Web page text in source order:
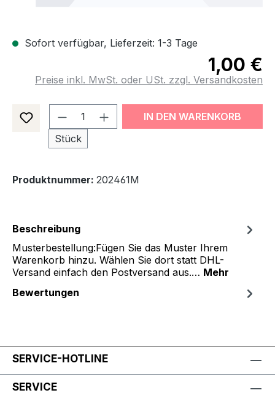
Sofort verfügbar, Lieferzeit: 1-3 Tage
1,00 €
Preise inkl. MwSt. oder USt. zzgl. Versandkosten
Produkt Anzahl: Gib den
Stück
IN DEN WARENKORB
Produktnummer: 202461M
Beschreibung
Musterbestellung:Fügen Sie das Muster Ihrem
Warenkorb hinzu. Wählen Sie dort statt DHL-
Versand einfach den Postversand aus.… Mehr
Bewertungen
SERVICE-HOTLINE
SERVICE